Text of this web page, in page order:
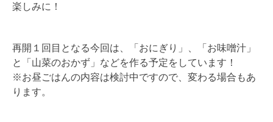
楽しみに！
再開１回目となる今回は、「おにぎり」、「お味噌汁」
と「山菜のおかず」などを作る予定をしています！
※お昼ごはんの内容は検討中ですので、変わる場合もあ
ります。